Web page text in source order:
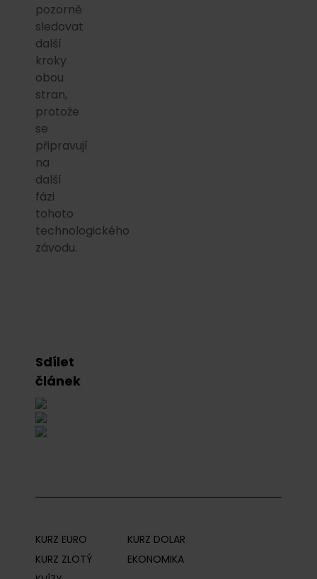
pozorně
sledovat
další
kroky
obou
stran,
protože
se
připravují
na
další
fázi
tohoto
technologického
závodu.
Sdílet
článek
KURZ EURO
KURZ DOLAR
KURZ ZLOTÝ
EKONOMIKA